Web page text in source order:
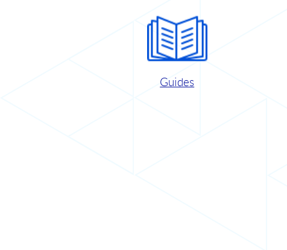
Guides